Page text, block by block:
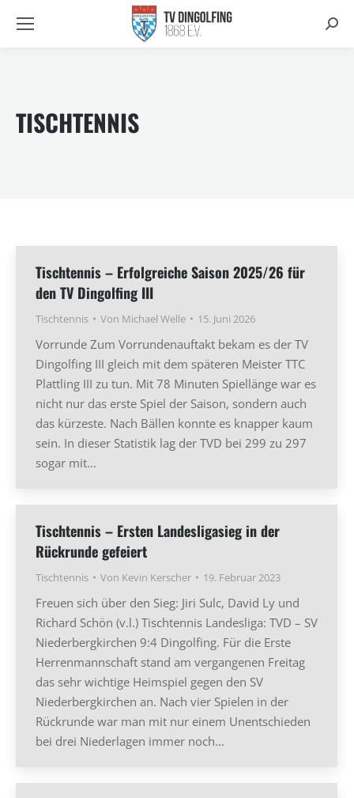
TISCHTENNIS
Tischtennis – Erfolgreiche Saison 2025/26 für
den TV Dingolfing III
Tischtennis Von Michael Welle 15. Juni 2026
Vorrunde Zum Vorrundenauftakt bekam es der TV
Dingolfing III gleich mit dem späteren Meister TTC
Plattling III zu tun. Mit 78 Minuten Spiellänge war es
nicht nur das erste Spiel der Saison, sondern auch
das kürzeste. Nach Bällen konnte es knapper kaum
sein. In dieser Statistik lag der TVD bei 299 zu 297
sogar mit…
Tischtennis – Ersten Landesligasieg in der
Rückrunde gefeiert
Tischtennis Von Kevin Kerscher 19. Februar 2023
Freuen sich über den Sieg: Jiri Sulc, David Ly und
Richard Schön (v.l.) Tischtennis Landesliga: TVD – SV
Niederbergkirchen 9:4 Dingolfing. Für die Erste
Herrenmannschaft stand am vergangenen Freitag
das sehr wichtige Heimspiel gegen den SV
Niederbergkirchen an. Nach vier Spielen in der
Rückrunde war man mit nur einem Unentschieden
bei drei Niederlagen immer noch…